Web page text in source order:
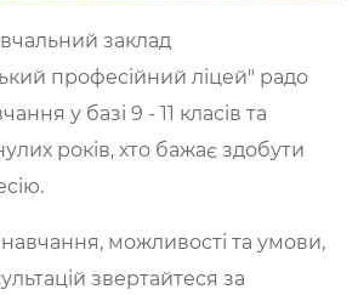
заклад
професійний ліцей" радо
у базі 9 - 11 класів та
років, хто бажає здобути
можливості та умови,
звертайтеся за